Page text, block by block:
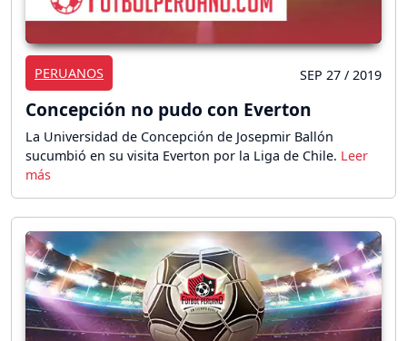
PERUANOS SEP 27 / 2019
Concepción no pudo con Everton
La Universidad de Concepción de Josepmir Ballón
sucumbió en su visita Everton por la Liga de Chile.